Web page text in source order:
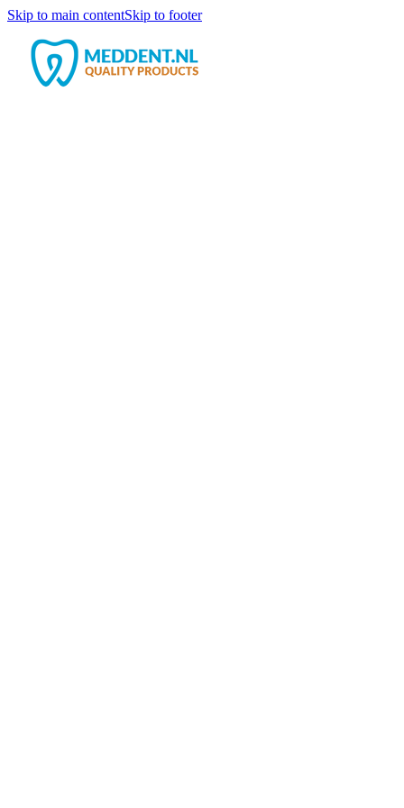
Skip to main contentSkip to footer